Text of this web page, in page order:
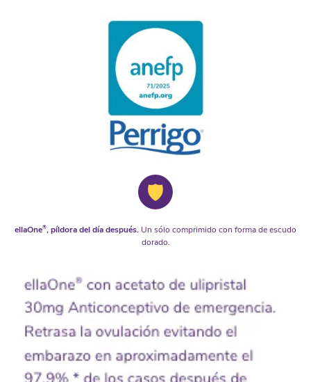
ellaOne®, píldora del día después. Un sólo comprimido con forma de escudo
dorado.